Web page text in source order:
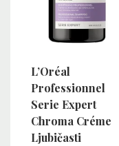
L’Oréal
Professionnel
Serie Expert
Chroma Créme
Ljubičasti